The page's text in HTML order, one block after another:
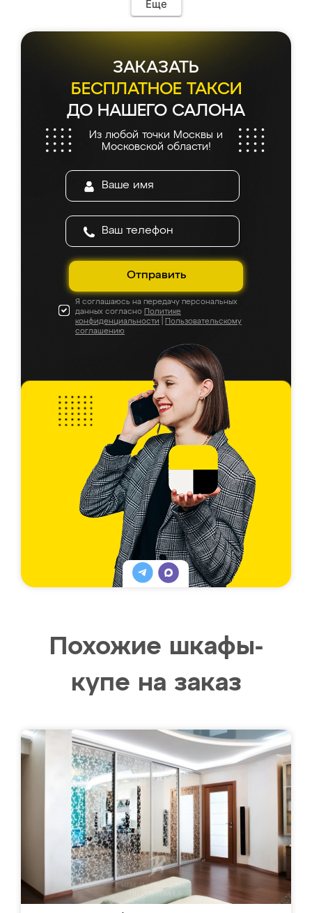
Еще
ЗАКАЗАТЬ
БЕСПЛАТНОЕ ТАКСИ
ДО НАШЕГО САЛОНА
Из любой точки Москвы и
Московской области!
Отправить
Я соглашаюсь на передачу персональных
данных согласно Политике
конфиденциальности
Пользовательскому
соглашению
Похожие шкафы-
купе на заказ